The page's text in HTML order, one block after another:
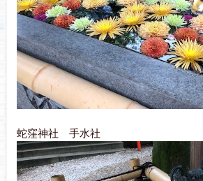
蛇窪神社 手水社